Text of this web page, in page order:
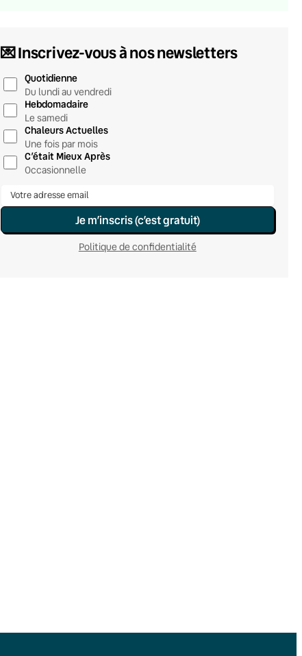
💌 Inscrivez-vous à nos newsletters
Quotidienne
Du lundi au vendredi
Hebdomadaire
Le samedi
Chaleurs Actuelles
Une fois par mois
C’était Mieux Après
Occasionnelle
Je m’inscris (c’est gratuit)
Politique de confidentialité